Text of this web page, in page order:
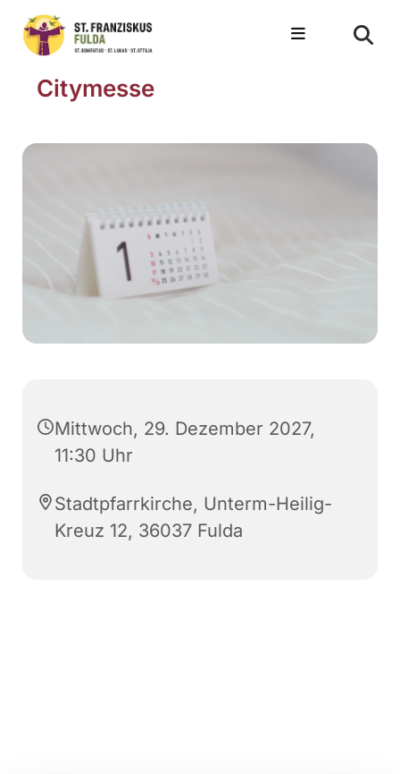
Citymesse
Mittwoch, 29. Dezember 2027,
11:30 Uhr
Stadtpfarrkirche, Unterm-Heilig-
Kreuz 12, 36037 Fulda